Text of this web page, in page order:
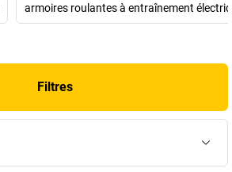
l’
d’étagères à roulettes adaptées à
armoires roulantes à entraînement
Filtres